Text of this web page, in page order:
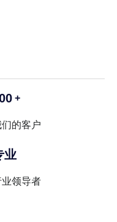
+
们的客户
业
业领导者